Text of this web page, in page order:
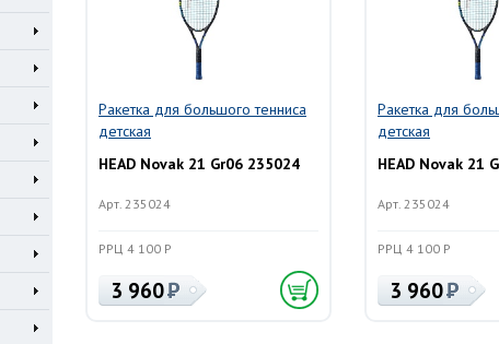
Ракетка для большого тенниса
детская
HEAD Novak 21 Gr06 235024
Арт. 235024
РРЦ 4 100 Р
3 960
Ракетка для
детская
HEAD Novak 21
Арт. 235024
РРЦ 4 100 Р
3 960